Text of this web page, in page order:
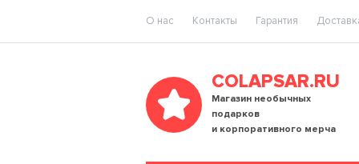
O нас Контакты Гарантия
COLAPSAR.RU
Магазин необычных
подарков
и корпоративного мерча